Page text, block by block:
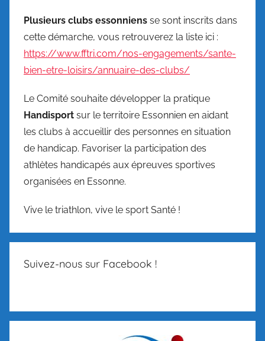
Plusieurs clubs essonniens se sont inscrits dans
cette démarche, vous retrouverez la liste ici :
https://www.fftri.com/nos-engagements/sante-
bien-etre-loisirs/annuaire-des-clubs/
Le Comité souhaite développer la pratique
Handisport sur le territoire Essonnien en aidant
les clubs à accueillir des personnes en situation
de handicap. Favoriser la participation des
athlètes handicapés aux épreuves sportives
organisées en Essonne.
Vive le triathlon, vive le sport Santé !
Suivez-nous sur Facebook !